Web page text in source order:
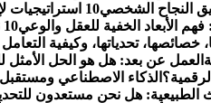
10 استراتيجيات لإدارة الشؤون المالية الشخصية باحترافية
الأبعاد الخفية للعقل والوعي10 نصائح حياتية لتحسين جودة حياتك وتحقيق السعادة
خصائصها، تحدياتها، وكيفية
العمل عن بعد: هل هو الحل الأمثل
الذكاء الاصطناعي
الطبيعية: هل نحن مستعدون